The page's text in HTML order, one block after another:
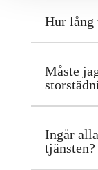
Hur lång
Måste
Ingår
tjänsten?